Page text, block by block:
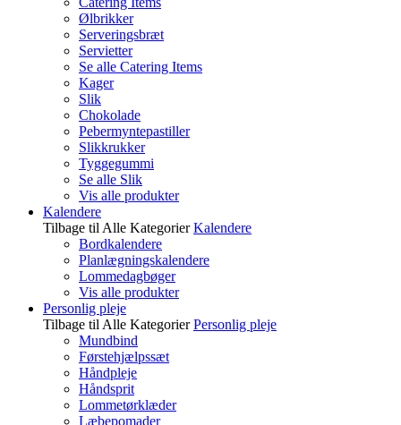
Ølbrikker
Serveringsbræt
Servietter
Se alle Catering Items
Kager
Slik
Chokolade
Pebermyntepastiller
Slikkrukker
Tyggegummi
Se alle Slik
Vis alle produkter
Kalendere
Tilbage til Alle Kategorier Kalendere
Bordkalendere
Planlægningskalendere
Lommedagbøger
Vis alle produkter
Personlig pleje
Tilbage til Alle Kategorier Personlig pleje
Mundbind
Førstehjælpssæt
Håndpleje
Håndsprit
Lommetørklæder
Læbepomader